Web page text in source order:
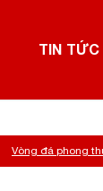
TIN TỨC
Vòng đá phong